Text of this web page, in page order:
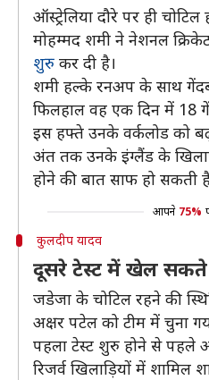
ऑस्ट्रेलिया दौरे पर ही
मोहम्मद शमी ने नेशनल
शुरु कर दी है।
शमी हल्के रनअप के साथ
फिलहाल वह एक दिन में 18
इस हफ्ते उनके वर्कलोड को
अंत तक उनके इंग्लैंड के
होने की बात साफ हो सकती
आपने 75%
कुलदीप यादव
दूसरे टेस्ट में खेल
जडेजा के चोटिल रहने की
अक्षर पटेल को टीम में चुना
पहला टेस्ट शुरु होने से पहले
रिजर्व खिलाड़ियों में शामिल